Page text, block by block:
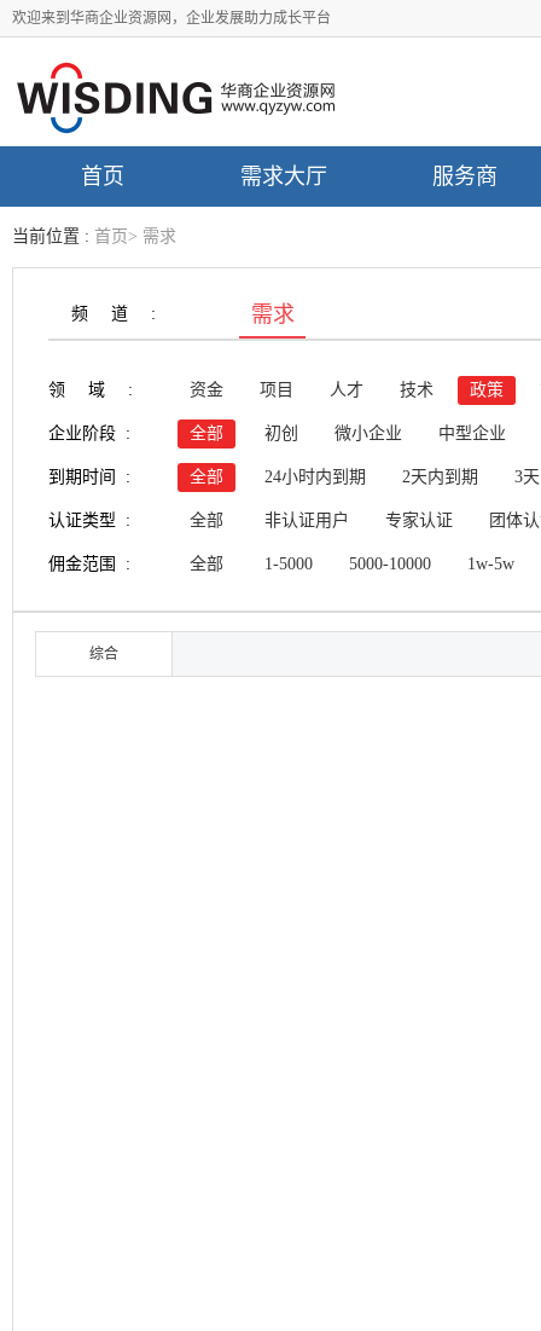
欢迎来到华商企业资源网，企业发展助力成长平台
首页 需求大厅 服务商
当前位置 : 首页 > 需求
频道: 需求
领域: 资金 项目 人才 技术 政策
企业阶段 : 全部 初创 微小企业 中型企业
到期时间 : 全部 24小时内到期 2天内到期 3
认证类型 : 全部 非认证用户 专家认证 团体
佣金范围 : 全部 1-5000 5000-10000 1w-5w
综合